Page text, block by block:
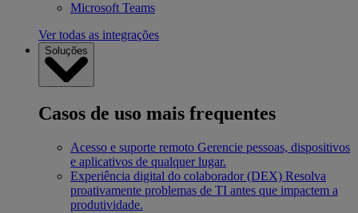
Microsoft Teams
Ver todas as integrações
Soluções
Casos de uso mais frequentes
Acesso e suporte remoto Gerencie pessoas, dispositivos
e aplicativos de qualquer lugar.
Experiência digital do colaborador (DEX) Resolva
proativamente problemas de TI antes que impactem a
produtividade.